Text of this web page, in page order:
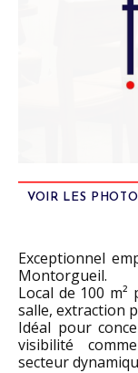
VOIR LES
Exceptionnel
Montorgueil.
Local de 100
salle, extraction
Idéal pour
visibilité
secteur